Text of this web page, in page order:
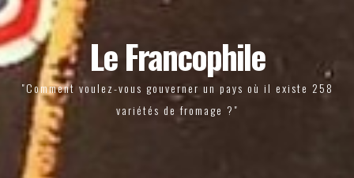
Le Francophile
"Comment voulez-vous gouverner un pays où il existe 258
variétés de fromage ?"